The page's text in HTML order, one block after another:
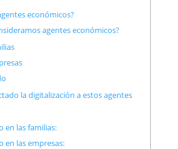
económicos?
agentes económicos?
la digitalización a estos agentes
en las familias:
en las empresas: